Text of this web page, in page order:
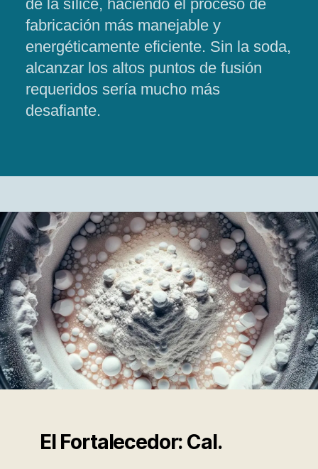
de la sílice, haciendo el proceso de
fabricación más manejable y
energéticamente eficiente. Sin la soda,
alcanzar los altos puntos de fusión
requeridos sería mucho más
desafiante.
El Fortalecedor: Cal.